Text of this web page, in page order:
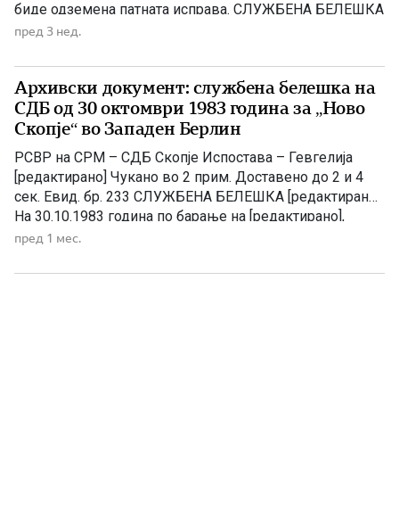
биде одземена патната исправа. СЛУЖБЕНА БЕЛЕШКА
I – Разговорот со [ПРЕЦРТАНО] е обавен на 18:05.1978
беше да се […]
пред 3 нед.
Архивски документ: службена белешка на
СДБ од 30 октомври 1983 година за „Ново
Скопје“ во Западен Берлин
РСВР на СРМ – СДБ Скопје Испостава – Гевгелија
[редактирано] Чукано во 2 прим. Доставено до 2 и 4
сек. Евид. бр. 233 СЛУЖБЕНА БЕЛЕШКА [редактирано]
На 30.10.1983 година по барање на [редактирано],
времено вработена во Западен Берлин, обавив
[редактирано] во Зап. Берлин работела од 1973 г. во
пред 1 мес.